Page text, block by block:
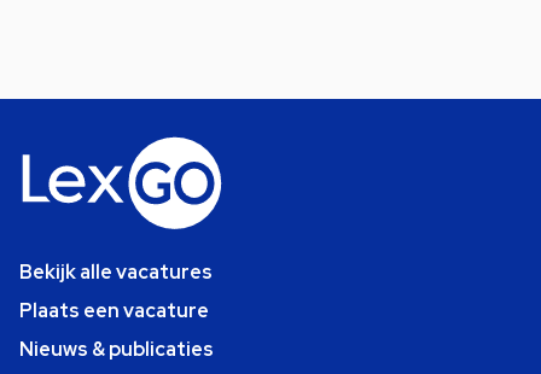
Bekijk alle vacatures
Plaats een vacature
Nieuws & publicaties